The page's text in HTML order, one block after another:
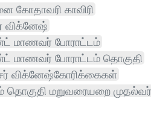
காவிரி
விக்னேஷ்
மாணவர் போராட்டம்
மாணவர் போராட்டம் தொகுதி
விக்னேஷ்கோரிக்கைகள்
தொகுதி மறுவரையறை முதல்வர்